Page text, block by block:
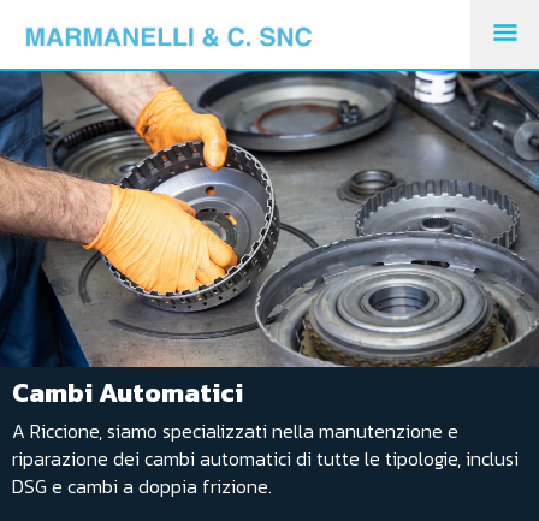
Cambi Automatici
A Riccione, siamo specializzati nella manutenzione e
riparazione dei cambi automatici di tutte le tipologie, inclusi
DSG e cambi a doppia frizione.